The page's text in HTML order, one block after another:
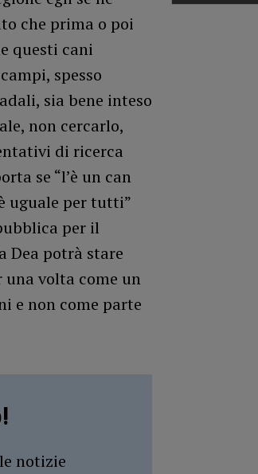
che prima o poi
questi cani
spesso
sia bene inteso
non cercarlo,
di ricerca
se “l’è un can
uguale per tutti”
per il
Dea potrà stare
volta come un
e non come parte
notizie